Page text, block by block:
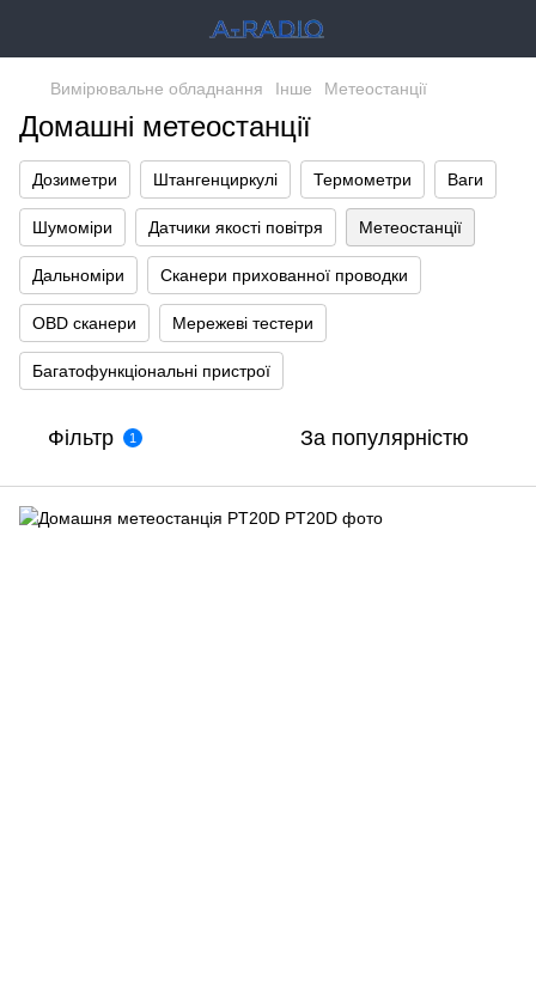
Вимірювальне обладнання Інше Метеостанції
Домашні метеостанції
Дозиметри Штангенциркулі Термометри Ваги
Шумоміри Датчики якості повітря Метеостанції
Дальноміри Сканери прихованної проводки
OBD сканери Мережеві тестери
Багатофункціональні пристрої
Фільтр 1 За популярністю